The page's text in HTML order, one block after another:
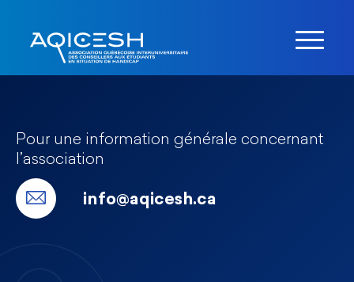
Pour une information générale concernant
l’association
info@aqicesh.ca